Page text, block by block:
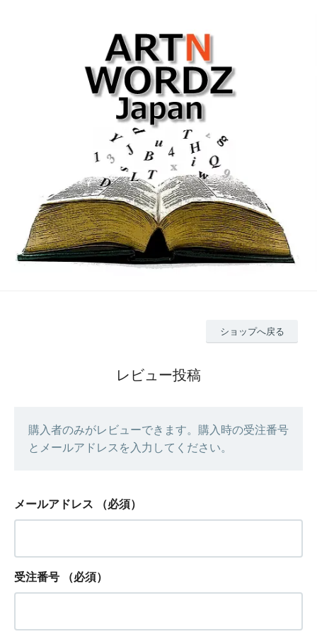
ショップへ戻る
レビュー投稿
購入者のみがレビューできます。購入時の受注番号
とメールアドレスを入力してください。
メールアドレス （必須）
受注番号 （必須）